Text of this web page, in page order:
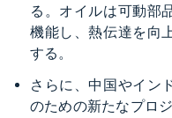
る。オイルは可動部
機能し、熱伝達を向
する。
さらに、中国やイン
のための新たなプロ